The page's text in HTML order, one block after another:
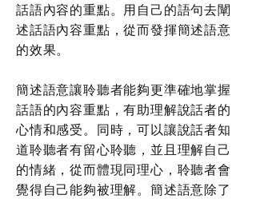
話語內容的重點。用自己的語句去闡
述話語內容重點，從而發揮簡述語意
的效果。
簡述語意讓聆聽者能夠更準確地掌握
話語的內容重點，有助理解說話者的
心情和感受。同時，可以讓說話者知
道聆聽者有留心聆聽，並且理解自己
的情緒，從而體現同理心，聆聽者會
覺得自己能夠被理解。簡述語意除了